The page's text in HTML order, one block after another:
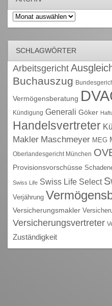
Archiv
SCHLAGWÖRTER
Arbeitsgericht
Buchauszug
Vermögensberatung
Kündigung Generali Göker
Handelsvertreter
Makler Maschmeyer MEG
Oberlandesgericht München
Provisionsvorschüsse
Swiss Life Swiss Life Select
Verjährung
Versicherungsmakler
Versicherungsvertreter
Zuständigkeit